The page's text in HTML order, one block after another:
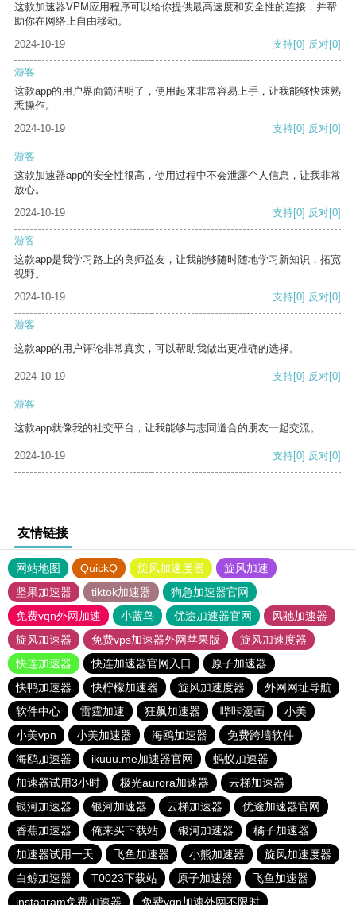
这款加速器VPM应用程序可以给你提供最高速度和安全性的连接，并帮
助你在网络上自由移动。
2024-10-19
支持[0] 反对[0]
游客
这款app的用户界面简洁明了，使用起来非常容易上手，让我能够快速熟
悉操作。
2024-10-19
支持[0] 反对[0]
游客
这款加速器app的安全性很高，使用过程中不会泄露个人信息，让我非常
放心。
2024-10-19
支持[0] 反对[0]
游客
这款app是我学习路上的良师益友，让我能够随时随地学习新知识，拓宽
视野。
2024-10-19
支持[0] 反对[0]
游客
这款app的用户评论非常真实，可以帮助我做出更准确的选择。
2024-10-19 支持[0] 反对[0]
游客
这款app就像我的社交平台，让我能够与志同道合的朋友一起交流。
2024-10-19 支持[0] 反对[0]
友情链接
网站地图 QuickQ 旋风加速度器
旋风加速
坚果加速器
tiktok加速器
狗急加速器官网
免费vqn外网加速
小蓝鸟 优途加速器官网
风驰加速器
旋风加速器
免费vps加速器外网苹果版
旋风加速度器
快连加速器
快连加速器官网入口
原子加速器
快鸭加速器
快柠檬加速器 旋风加速度器
外网网址导航
软件中心
雷霆加速 狂飙加速器 哔咔漫画
小美
小美vpn
小美加速器 海鸥加速器
免费跨墙软件
海鸥加速器
ikuuu.me加速器官网
蚂蚁加速器
加速器试用3小时
极光aurora加速器
云梯加速器
银河加速器
银河加速器 云梯加速器
优途加速器官网
香蕉加速器
俺来买下载站 银河加速器
橘子加速器
加速器试用一天
飞鱼加速器 小熊加速器
旋风加速度器
白鲸加速器
T0023下载站 原子加速器
飞鱼加速器
instagram免费加速器
免费vqn加速外网不限时